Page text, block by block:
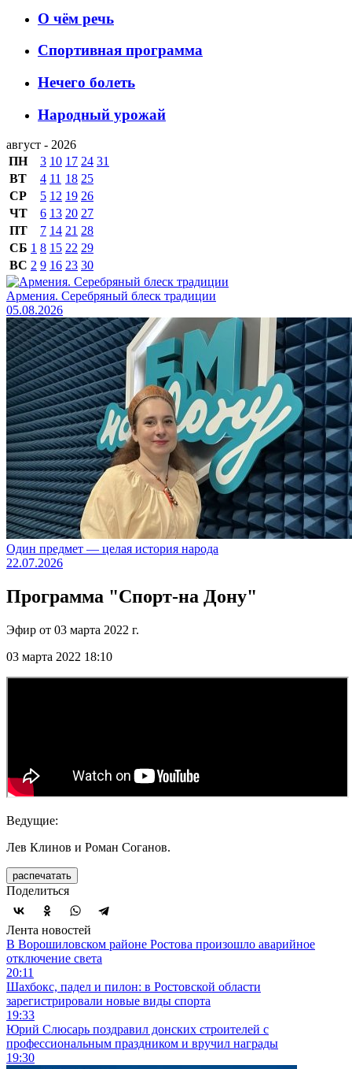
О чём речь
Спортивная программа
Нечего болеть
Народный урожай
август - 2026
ПН
3 10 17 24 31
ВТ
4 11 18 25
СР
5 12 19 26
ЧТ
6 13 20 27
ПТ
7 14 21 28
СБ 1 8 15 22 29
ВС 2 9 16 23 30
Армения. Серебряный блеск традиции
05.08.2026
Один предмет — целая история народа
22.07.2026
Программа "Спорт-на Дону"
Эфир от 03 марта 2022 г.
03 марта 2022 18:10
Ведущие:
Лев Клинов и Роман Соганов.
распечатать
Поделиться
Лента новостей
В Ворошиловском районе Ростова произошло аварийное
отключение света
20:11
Шахбокс, падел и пилон: в Ростовской области
зарегистрировали новые виды спорта
19:33
Юрий Слюсарь поздравил донских строителей с
профессиональным праздником и вручил награды
19:30